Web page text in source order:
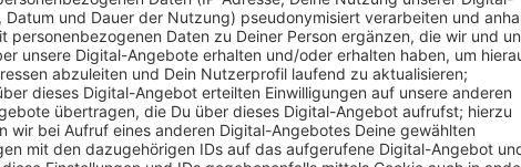
Die Stadt will bis 2025 rund 1,4 Milliarden Euro in die
bekommt zum Beispiel das Comenius-Gymnasium in
Humboldt-Gymnaisum einen neuen Schulgarten und
Tablets und Computer. Außerdem sind weitere
geplant, etwa eine neue Gesamtschule in Heerdt.